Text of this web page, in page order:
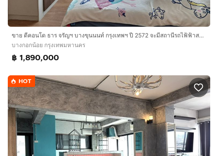
ขาย ดีคอนโด ธาร จรัญฯ บางขุนนนท์ กรุงเทพฯ ปี 2572 จะมีสถานีรถไฟ้ฟ้าสายสีแดง สถานีตลาดน้ำตลิ่งชัน ใกล้คอนโด Dcondo Tann Charan
บางกอกน้อย กรุงเทพมหานคร
฿ 1,890,000
HOT